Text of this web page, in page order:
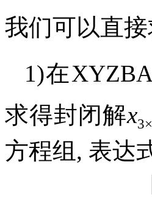
我们可以直
1)在
求得封闭解x
方程组, 表达